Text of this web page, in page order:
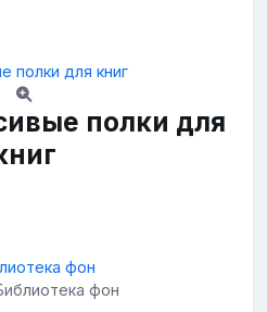
полки для
фон